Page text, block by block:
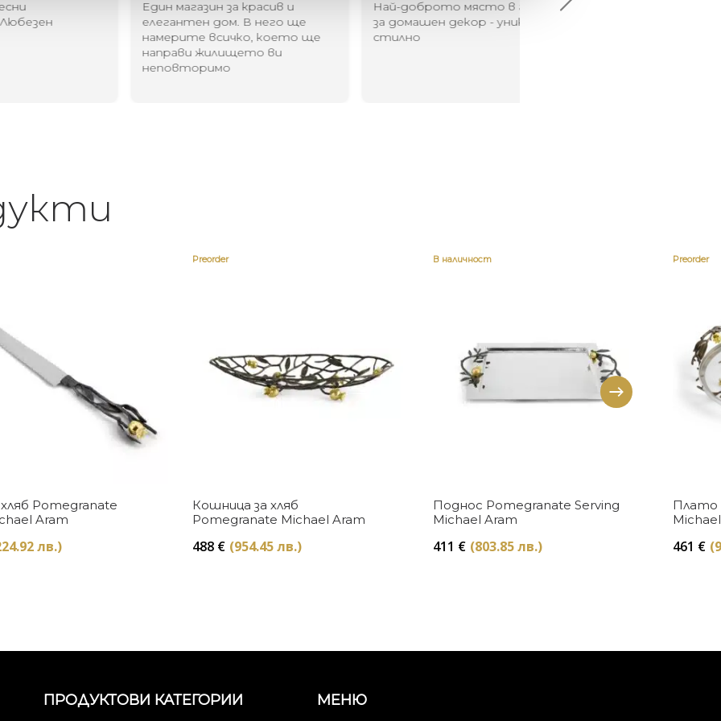
Един магазин за красив и
елегантен дом. В него ще
намерите всичко, което ще
направи жилището ви
неповторимо
Най-доброто място в града
за домашен декор - уникално и
стилно
Хареса ми
Купи
Pomegranate
Aram
лв.)
Preorder
Купи
Кошница за хляб
Pomegranate Michael Aram
488 € (954.45 лв.)
В наличност
Купи
Поднос Pomegranate Serving
Michael Aram
411 € (803.85 лв.)
Preorder
Плато
461 €
ПРОДУКТОВИ КАТЕГОРИИ МЕНЮ